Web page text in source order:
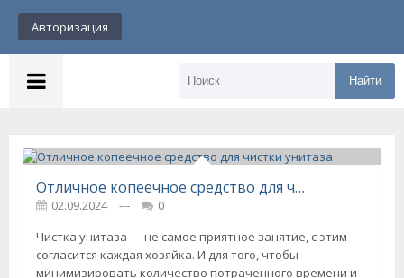
Авторизация
Найти
Отличное копеечное средство для чистки унитаза
02.09.2024 ---
0
Чистка унитаза — не самое приятное занятие, с этим
согласится каждая хозяйка. И для того, чтобы
минимизировать количество потраченного времени и